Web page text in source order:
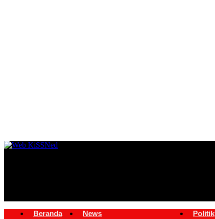
Beranda News Politik